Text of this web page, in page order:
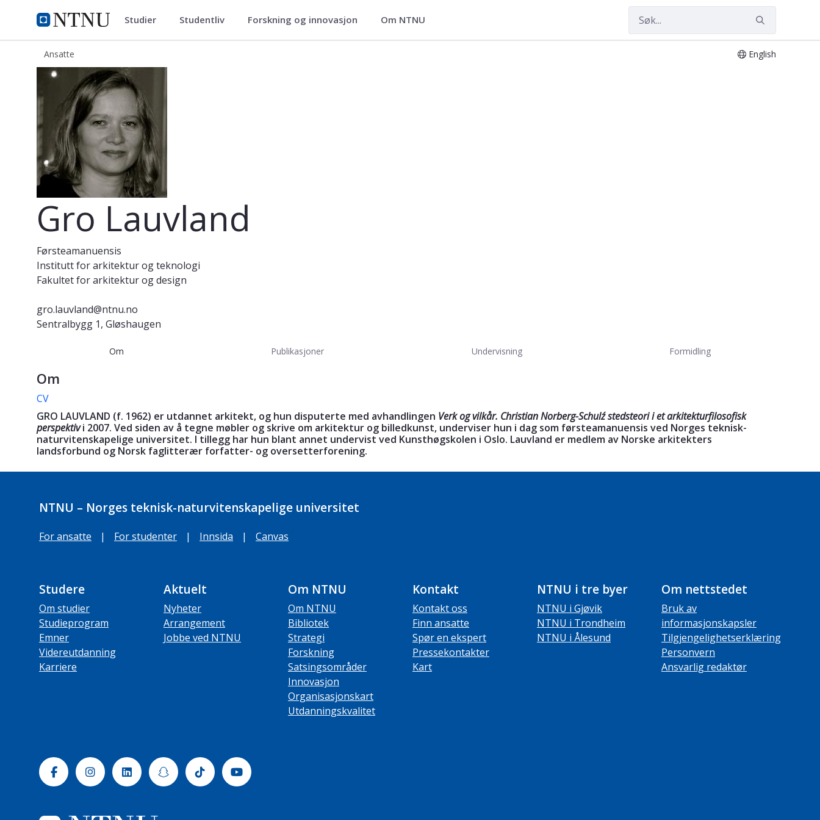
NTNU Hjemmeside
ntnu.no Studier Studentliv Forskning og innovasjon Om NTNU
Ansatte English
Gro Lauvland
Gro Lauvland
Førsteamanuensis
Institutt for arkitektur og teknologi
Fakultet for arkitektur og design
gro.lauvland@ntnu.no
Sentralbygg 1, Gløshaugen
Om Publikasjoner Undervisning Formidling
Om
CV
GRO LAUVLAND (f. 1962) er utdannet arkitekt, og hun disputerte med avhandlingen Verk og vilkår. Christian Norberg-Schulz´ stedsteori i et arkitekturfilosofisk
perspektivi 2007. Ved siden av å tegne møbler og skrive om arkitektur og billedkunst, underviser hun i dag som førsteamanuensis ved Norges teknisk-
naturvitenskapelige universitet. I tillegg har hun blant annet undervist ved Kunsthøgskolen i Oslo. Lauvland er medlem av Norske arkitekters
landsforbund og Norsk faglitterær forfatter- og oversetterforening.
NTNU – Norges teknisk-naturvitenskapelige universitet
For ansatte | For studenter | Innsida | Canvas
Studere
Om studier
Studieprogram
Emner
Videreutdanning
Karriere
Aktuelt
Nyheter
Arrangement
Jobbe ved NTNU
Om NTNU
Om NTNU
Bibliotek
Strategi
Forskning
Satsingsområder
Innovasjon
Organisasjonskart
Utdanningskvalitet
Kontakt
Kontakt oss
Finn ansatte
Spør en ekspert
Pressekontakter
Kart
NTNU i tre byer
NTNU i Gjøvik
NTNU i Trondheim
NTNU i Ålesund
Om nettstedet
Bruk av
informasjonskapsler
Tilgjengelighetserklæring
Personvern
Ansvarlig redaktør
FacebookInstagramLinkedinSnapchatTiktok Youtube